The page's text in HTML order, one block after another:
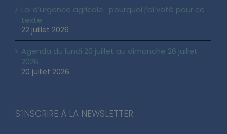
Loi d’urgence agricole : pourquoi j’ai voté pour ce
texte
22 juillet 2026
Agenda du lundi 20 juillet au dimanche 26 juillet
2026
20 juillet 2026
S’INSCRIRE À LA NEWSLETTER